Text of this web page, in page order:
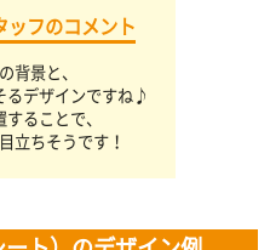
ッフのコメント
背景と、
るデザインですね♪
ることで、
立ちそうです！